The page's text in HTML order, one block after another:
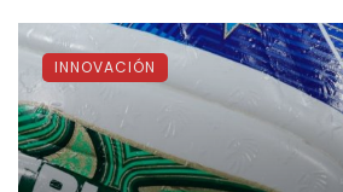
INNOVACIÓN